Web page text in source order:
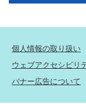
個人情報の取り扱い
ウェブアクセシビリ
バナー広告について